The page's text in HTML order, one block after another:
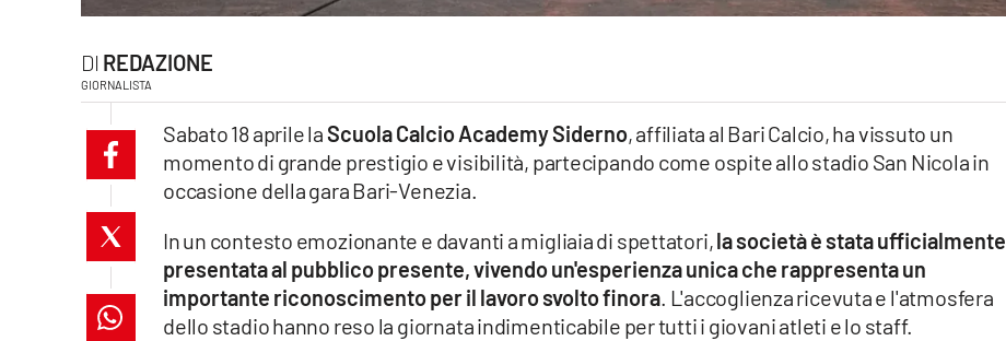
cosenzachannel.it
catanzarochannel.it
lacapitalenews.it
REDAZIONE
GIORNALISTA
Sabato 18 aprile laScuola Calcio Academy Siderno, affiliata al Bari Calcio, ha vissuto un
momento di grande prestigio e visibilità, partecipando come ospite allo stadio San Nicola in
occasione della gara Bari-Venezia.
In un contesto emozionante e davanti a migliaia di spettatori,la società è stata ufficialmente
presentata al pubblico presente, vivendo un'esperienza unica che rappresenta un
importante riconoscimento per il lavoro svolto finora. L'accoglienza ricevuta e l'atmosfera
dello stadio hanno reso la giornata indimenticabile per tutti i giovani atleti e lo staff.